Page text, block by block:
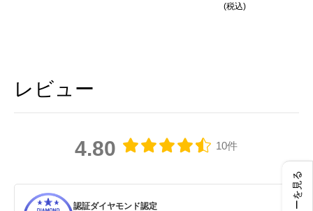
税込
レビュー
4.80 10件
認証ダイヤモンド認定